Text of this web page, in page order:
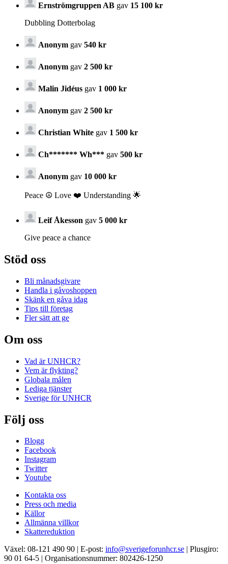
Ernströmgruppen AB gav 15 100 kr
Dubbling Dotterbolag
Anonym gav 540 kr
Anonym gav 2 500 kr
Malin Jidéus gav 1 000 kr
Anonym gav 2 500 kr
Christian White gav 1 500 kr
Ch******* Wh*** gav 500 kr
Anonym gav 10 000 kr
Peace ☮️ Love ❤️ Understanding 🌟
Leif Åkesson gav 5 000 kr
Give peace a chance
Stöd oss
Bli månadsgivare
Handla i gåvoshoppen
Skänk en gåva idag
Tips till företag
Fler sätt att ge
Om oss
Vad är UNHCR?
Vem är flykting?
Globala målen
Lediga tjänster
Sverige för UNHCR
Följ oss
Blogg
Facebook
Instagram
Twitter
Youtube
Kontakta oss
Press och media
Källor
Allmänna villkor
Skattereduktion
Växel: 08-121 490 90 | E-post: info@sverigeforunhcr.se | Plusgiro:
90 01 64-5 | Organisationsnummer: 802426-1250